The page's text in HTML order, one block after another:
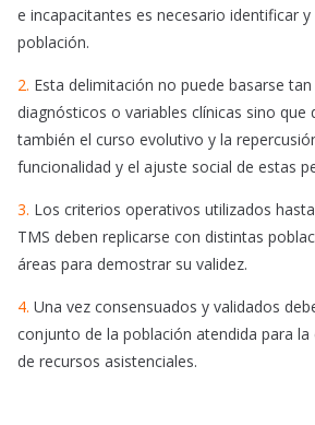
e incapacitantes es necesario identificar
población.
2. Esta delimitación no puede basarse
diagnósticos o variables clínicas sino que
también el curso evolutivo y la
funcionalidad y el ajuste social de estas
3. Los criterios operativos utilizados
TMS deben replicarse con distintas
áreas para demostrar su validez.
4. Una vez consensuados y validados
conjunto de la población atendida para la
de recursos asistenciales.